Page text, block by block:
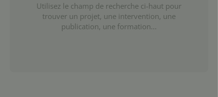
Utilisez le champ de recherche ci-haut pour
trouver un projet, une intervention, une
publication, une formation...